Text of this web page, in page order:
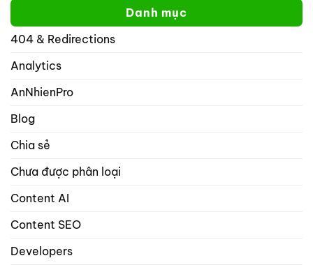
bạn
trên
mạng
không
thể
Danh mục
404 & Redirections
Analytics
AnNhienPro
Blog
Chia sẻ
Chưa được phân loại
Content AI
Content SEO
Developers